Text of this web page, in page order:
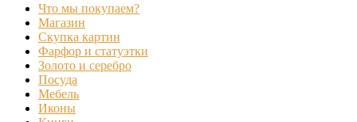
Что мы покупаем?
Магазин
Скупка картин
Фарфор и статуэтки
Золото и серебро
Посуда
Мебель
Иконы